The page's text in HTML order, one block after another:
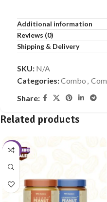
Additional information
Reviews (0)
Shipping & Delivery
SKU: N/A
Categories:Combo ,
Share:
Related products
-10%